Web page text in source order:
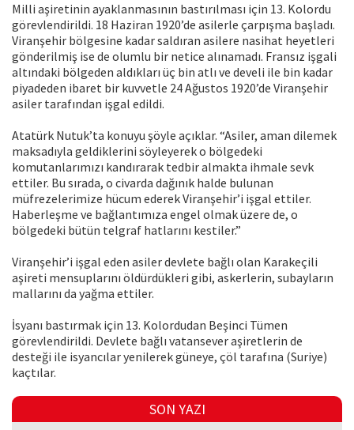
Milli aşiretinin ayaklanmasının bastırılması için 13. Kolordu
görevlendirildi. 18 Haziran 1920’de asilerle çarpışma başladı.
Viranşehir bölgesine kadar saldıran asilere nasihat heyetleri
gönderilmiş ise de olumlu bir netice alınamadı. Fransız işgali
altındaki bölgeden aldıkları üç bin atlı ve develi ile bin kadar
piyadeden ibaret bir kuvvetle 24 Ağustos 1920’de Viranşehir
asiler tarafından işgal edildi.
Atatürk Nutuk’ta konuyu şöyle açıklar. “Asiler, aman dilemek
maksadıyla geldiklerini söyleyerek o bölgedeki
komutanlarımızı kandırarak tedbir almakta ihmale sevk
ettiler. Bu sırada, o civarda dağınık halde bulunan
müfrezelerimize hücum ederek Viranşehir’i işgal ettiler.
Haberleşme ve bağlantımıza engel olmak üzere de, o
bölgedeki bütün telgraf hatlarını kestiler.”
Viranşehir’i işgal eden asiler devlete bağlı olan Karakeçili
aşireti mensuplarını öldürdükleri gibi, askerlerin, subayların
mallarını da yağma ettiler.
İsyanı bastırmak için 13. Kolordudan Beşinci Tümen
görevlendirildi. Devlete bağlı vatansever aşiretlerin de
desteği ile isyancılar yenilerek güneye, çöl tarafına (Suriye)
kaçtılar.
SON YAZI